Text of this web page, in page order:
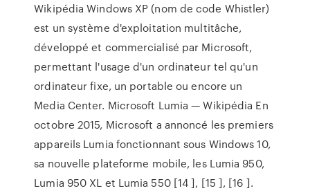
Wikipédia Windows XP (nom de code Whistler)
est un système d'exploitation multitâche,
développé et commercialisé par Microsoft,
permettant l'usage d'un ordinateur tel qu'un
ordinateur fixe, un portable ou encore un
Media Center. Microsoft Lumia — Wikipédia En
octobre 2015, Microsoft a annoncé les premiers
appareils Lumia fonctionnant sous Windows 10,
sa nouvelle plateforme mobile, les Lumia 950,
Lumia 950 XL et Lumia 550 [14 ], [15 ], [16 ].